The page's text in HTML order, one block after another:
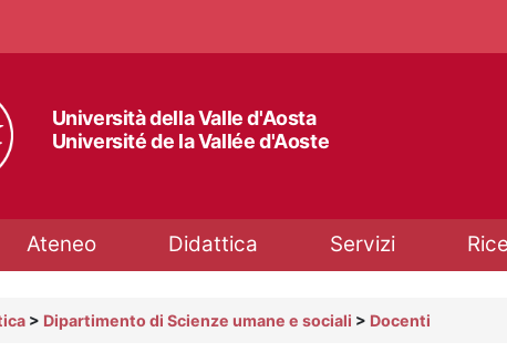
Università della Valle d'Aosta
Université de la Vallée d'Aoste
Ateneo Didattica Servizi
> Dipartimento di Scienze umane e sociali > Docenti